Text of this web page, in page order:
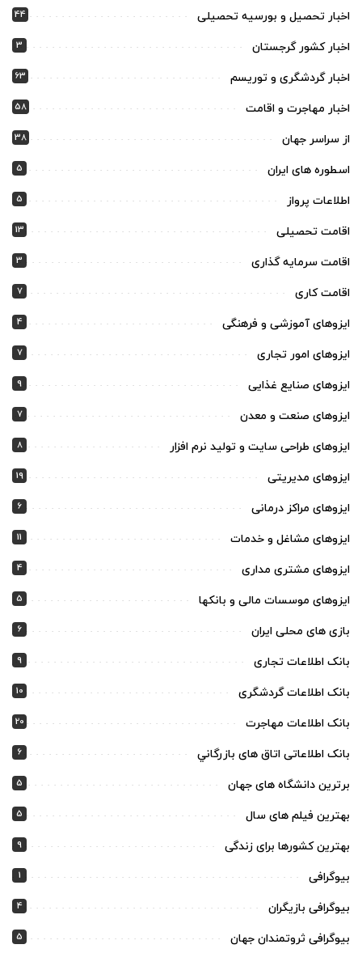
اخبار تحصیل و بورسیه تحصیلی 44
اخبار کشور گرجستان 3
اخبار گردشگری و توریسم 63
اخبار مهاجرت و اقامت 58
از سراسر جهان 38
اسطوره های ایران 5
اطلاعات پرواز 5
اقامت تحصیلی 13
اقامت سرمایه گذاری 3
اقامت کاری 7
ایزوهای آموزشی و فرهنگی 4
ایزوهای امور تجاری 7
ایزوهای صنایع غذایی 9
ایزوهای صنعت و معدن 7
ایزوهای طراحی سایت و تولید نرم افزار 8
ایزوهای مدیریتی 19
ایزوهای مراکز درمانی 6
ایزوهای مشاغل و خدمات 11
ایزوهای مشتری مداری 4
ایزوهای موسسات مالی و بانکها 5
بازی های محلی ایران 6
بانک اطلاعات تجاری 9
بانک اطلاعات گردشگری 10
بانک اطلاعات مهاجرت 20
بانک اطلاعاتی اتاق های بازرگاني 6
برترین دانشگاه های جهان 5
بهترین فیلم های سال 5
بهترین کشورها برای زندگی 9
بیوگرافی 1
بیوگرافی بازیگران 4
بیوگرافی ثروتمندان جهان 5